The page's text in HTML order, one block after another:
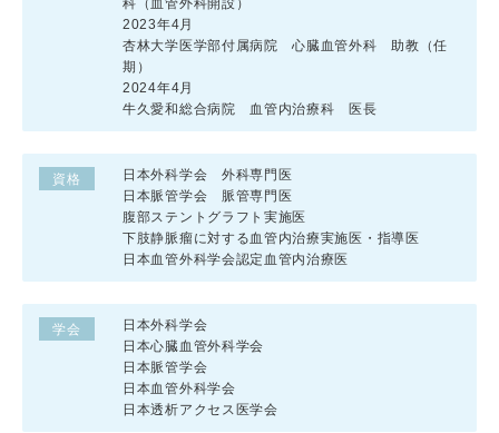
2023年4月
杏林大学医学部付属病院 心臓血管外科 助教（任
期）
2024年4月
牛久愛和総合病院 血管内治療科 医長
資格
日本外科学会 外科専門医
日本脈管学会 脈管専門医
腹部ステントグラフト実施医
下肢静脈瘤に対する血管内治療実施医・指導医
日本血管外科学会認定血管内治療医
学会
日本外科学会
日本心臓血管外科学会
日本脈管学会
日本血管外科学会
日本透析アクセス医学会